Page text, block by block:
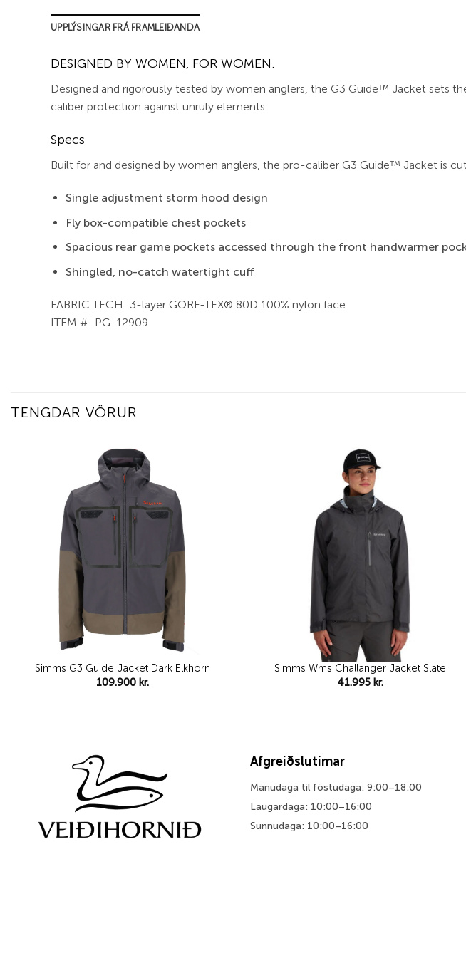
UPPLÝSINGAR FRÁ FRAMLEIÐANDA
DESIGNED BY WOMEN, FOR WOMEN.
Designed and rigorously tested by women anglers, the G3 Guide™ Jacket sets
caliber protection against unruly elements.
Specs
Built for and designed by women anglers, the pro-caliber G3 Guide™ Jacket is
Single adjustment storm hood design
Fly box-compatible chest pockets
Spacious rear game pockets accessed through the front handwarmer
Shingled, no-catch watertight cuff
FABRIC TECH: 3-layer GORE-TEX® 80D 100% nylon face
ITEM #: PG-12909
TENGDAR VÖRUR
Simms G3 Guide Jacket Dark Elkhorn
109.900 kr.
Simms Wms Challanger Jacket Slate
41.995 kr.
Afgreiðslutímar
Mánudaga til föstudaga: 9:00–18:00
Laugardaga: 10:00–16:00
Sunnudaga: 10:00–16:00